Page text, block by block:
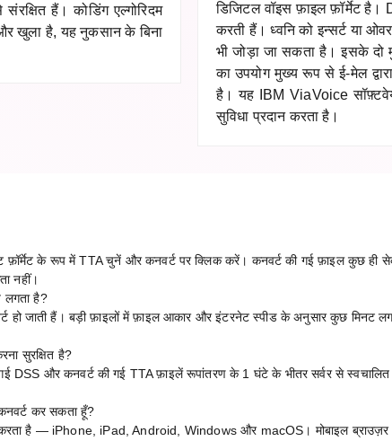
हैं। कोडिंग एल्गोरिदम
खुला है, यह नुकसान के बिना
डिजिटल वॉइस फ़ाइल फ़ॉर्मेट है।
करती हैं। ध्वनि को इन्सर्ट या
भी जोड़ा जा सकता है। इसके
का उपयोग मुख्य रूप से ई-मेल
है। यह IBM ViaVoice
सुविधा प्रदान करता है।
के रूप में TTA चुनें और कनवर्ट पर क्लिक करें। कनवर्ट की गई फ़ाइल कुछ ही
नहीं।
लगता है?
जाती हैं। बड़ी फ़ाइलों में फ़ाइल आकार और इंटरनेट स्पीड के अनुसार कुछ मिनट
सुरक्षित है?
DSS और कनवर्ट की गई TTA फ़ाइलें रूपांतरण के 1 घंटे के भीतर सर्वर से
कर सकता हूँ?
करता है — iPhone, iPad, Android, Windows और macOS। मोबाइल